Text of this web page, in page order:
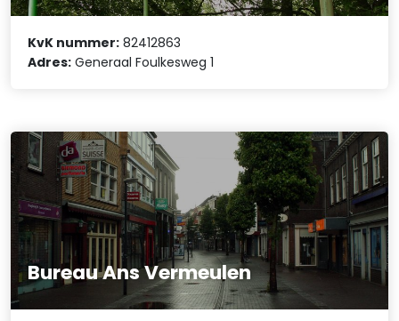
KvK nummer: 82412863
Adres: Generaal Foulkesweg 1
Bureau Ans Vermeulen